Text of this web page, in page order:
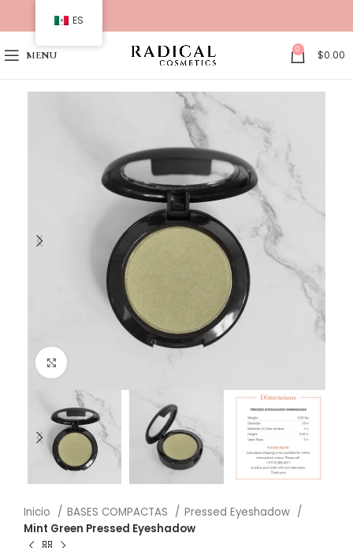
MENU 0 $0.00
Inicio BASES COMPACTAS
Pressed Eyeshadow
Mint Green Pressed Eyeshadow
ES